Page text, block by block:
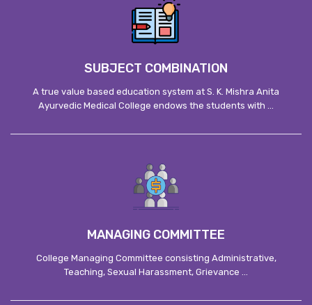
SUBJECT COMBINATION
A true value based education system at S. K. Mishra Anita
Ayurvedic Medical College endows the students with ...
MANAGING COMMITTEE
College Managing Committee consisting Administrative,
Teaching, Sexual Harassment, Grievance ...